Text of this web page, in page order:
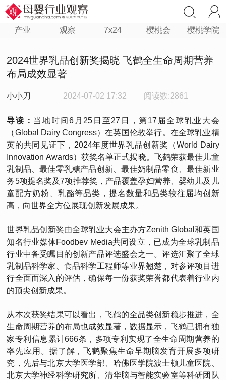
产业 观察 7x24 樱桃会 樱桃学院
2024世界乳品创新奖揭晓 飞鹤全生命周期营养
布局成效显著
小小刀 2024-07-02 17:32 阅读数:2861
导读： 当地时间6月25日至27日，第17届全球乳业大会
（Global Dairy Congress）在英国伦敦举行。在全球乳业精
英的共同见证下，2024年度世界乳品创新奖（World Dairy
Innovation Awards）获奖名单正式揭晓。飞鹤荣获最佳儿童
乳制品、最佳零乳糖产品创新、最佳奶制品零食、最佳新业
务5项提名奖及7项推荐奖，产品覆盖孕妇营养、婴幼儿及儿
童配方奶粉、乳酪等品类，提名数量和品类较往届均创新
高，向世界全方位展现创新发展成果。
世界乳品创新奖由全球乳业大会主办方Zenith Global和英国
知名行业媒体Foodbev Media共同设立，已成为全球乳制品
行业中备受瞩目的创新产品评选盛会之一。评选汇聚了全球
乳制品科学家、食品科学工程师等业界翘楚，对参评项目进
行全面而深入的评估，确保每一份获奖荣誉都代表着行业内
的顶尖创新成果。
从本次获奖结果可以看出，飞鹤的全品类创新稳步推进，全
生命周期营养的布局也成效显著，数据显示，飞鹤已拥有独
家专利信息累计666条，多项专利实现了全生命周期营养的
率先应用。据了解，飞鹤聚焦生命早期脑发育开展多项研
究，先后与北京大学医学部、哈佛医学院波士顿儿童医院、
北京大学神经科学研究所、清华脑与智能实验室等科研团队